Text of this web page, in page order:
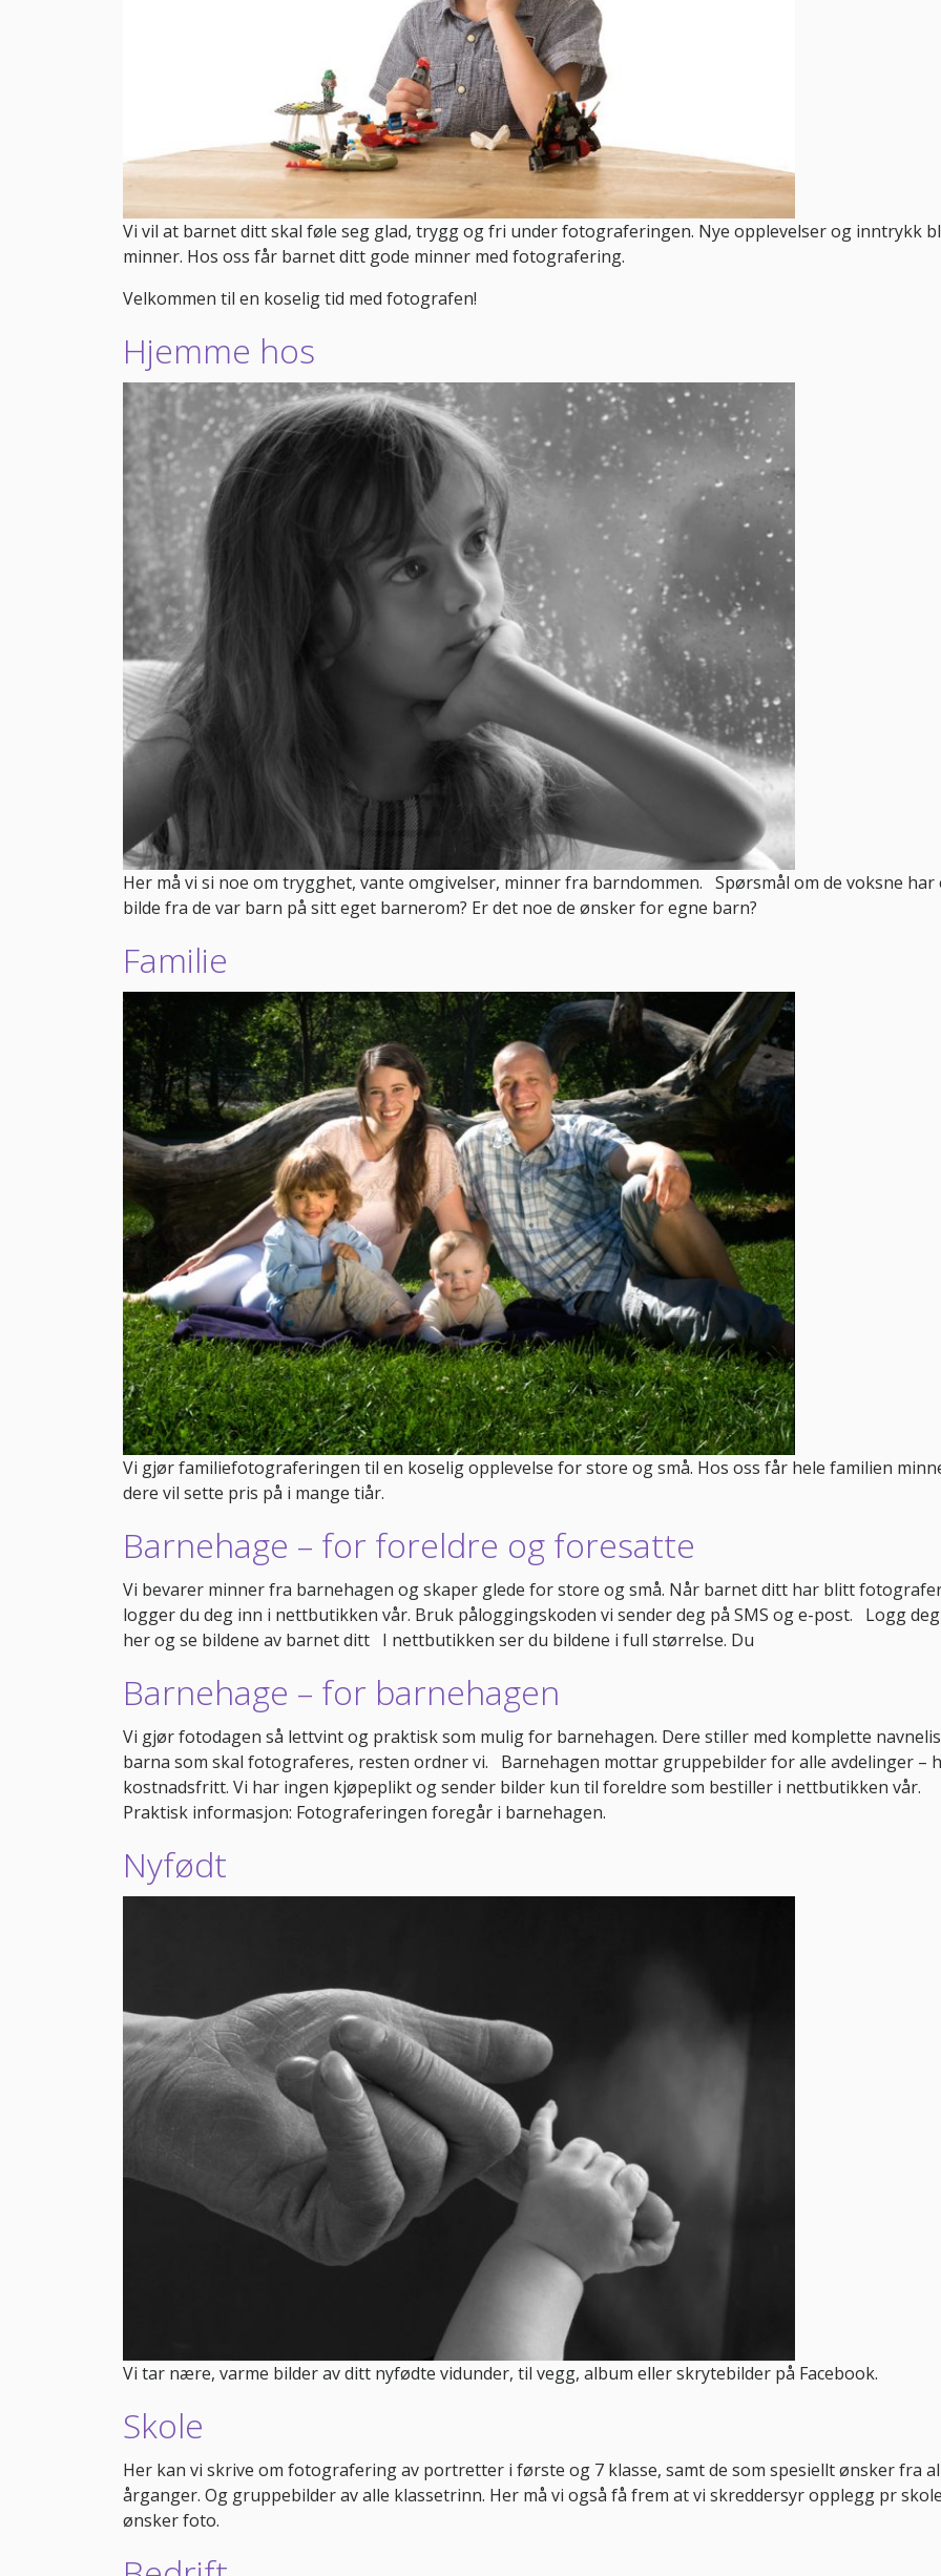
Vi vil at barnet ditt skal føle seg glad, trygg og fri under fotograferingen. Nye opplevelser og inntrykk
minner. Hos oss får barnet ditt gode minner med fotografering.
Velkommen til en koselig tid med fotografen!
Hjemme hos
Her må vi si noe om trygghet, vante omgivelser, minner fra barndommen. Spørsmål om de voksne har
bilde fra de var barn på sitt eget barnerom? Er det noe de ønsker for egne barn?
Familie
Vi gjør familiefotograferingen til en koselig opplevelse for store og små. Hos oss får hele familien
dere vil sette pris på i mange tiår.
Barnehage – for foreldre og foresatte
Vi bevarer minner fra barnehagen og skaper glede for store og små. Når barnet ditt har blitt
logger du deg inn i nettbutikken vår. Bruk påloggingskoden vi sender deg på SMS og e-post. Logg
her og se bildene av barnet ditt I nettbutikken ser du bildene i full størrelse. Du
Barnehage – for barnehagen
Vi gjør fotodagen så lettvint og praktisk som mulig for barnehagen. Dere stiller med komplette
barna som skal fotograferes, resten ordner vi. Barnehagen mottar gruppebilder for alle avdelinger –
kostnadsfritt. Vi har ingen kjøpeplikt og sender bilder kun til foreldre som bestiller i nettbutikken vår.
Praktisk informasjon: Fotograferingen foregår i barnehagen.
Nyfødt
Vi tar nære, varme bilder av ditt nyfødte vidunder, til vegg, album eller skrytebilder på Facebook.
Skole
Her kan vi skrive om fotografering av portretter i første og 7 klasse, samt de som spesiellt ønsker fra
årganger. Og gruppebilder av alle klassetrinn. Her må vi også få frem at vi skreddersyr opplegg pr
ønsker foto.